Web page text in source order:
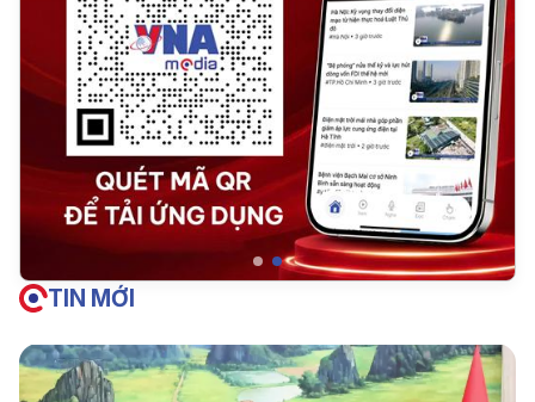
TIN MỚI